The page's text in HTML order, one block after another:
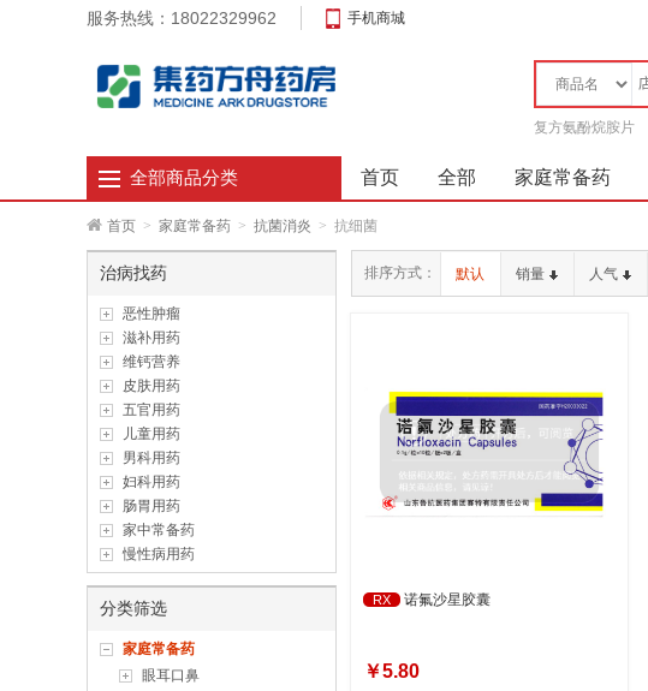
服务热线：18022329962 手机商城
复方氨酚烷胺片
全部商品分类 首页 全部 家庭常备药
首页 > 家庭常备药 > 抗菌消炎 > 抗细菌
治病找药
恶性肿瘤
滋补用药
维钙营养
皮肤用药
五官用药
儿童用药
男科用药
妇科用药
肠胃用药
家中常备药
慢性病用药
分类筛选
家庭常备药
眼耳口鼻
排序方式： 默认 销量 人气
RX 诺氟沙星胶囊
￥5.80